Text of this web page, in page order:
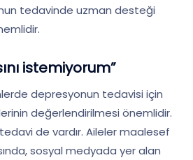
tedavinde uzman desteği
istemiyorum”
depresyonun tedavisi için
değerlendirilmesi önemlidir.
de vardır. Aileler maalesef
sosyal medyada yer alan